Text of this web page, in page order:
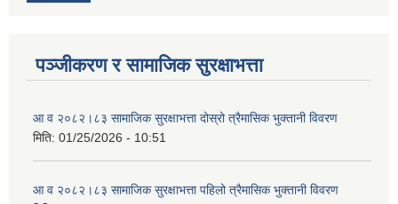
पञ्जीकरण र सामाजिक सुरक्षाभत्ता
आ व २०८२।८३ सामाजिक सुरक्षाभत्ता दोस्रो त्रैमासिक भुक्तानी विवरण
मिति: 01/25/2026 - 10:51
आ व २०८२।८३ सामाजिक सुरक्षाभत्ता पहिलो त्रैमासिक भुक्तानी विवरण